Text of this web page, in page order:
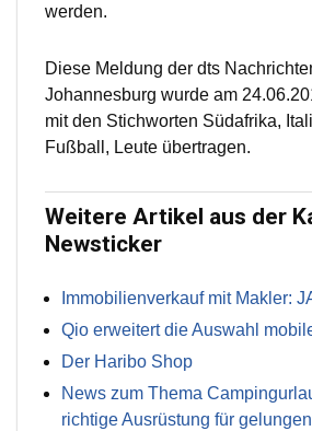
werden.
Diese Meldung der dts
Johannesburg wurde am
mit den Stichworten Südafrika,
Fußball, Leute übertragen.
Weitere Artikel aus der
Newsticker
Immobilienverkauf mit Makler:
Qio erweitert die Auswahl
Der Haribo Shop
News zum Thema
richtige Ausrüstung für